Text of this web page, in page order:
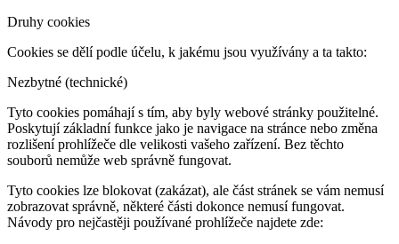
Druhy cookies
Cookies se dělí podle účelu, k jakému jsou využívány a ta takto:
Nezbytné (technické)
Tyto cookies pomáhají s tím, aby byly webové stránky použitelné.
Poskytují základní funkce jako je navigace na stránce nebo změna
rozlišení prohlížeče dle velikosti vašeho zařízení. Bez těchto
souborů nemůže web správně fungovat.
Tyto cookies lze blokovat (zakázat), ale část stránek se vám nemusí
zobrazovat správně, některé části dokonce nemusí fungovat.
Návody pro nejčastěji používané prohlížeče najdete zde: